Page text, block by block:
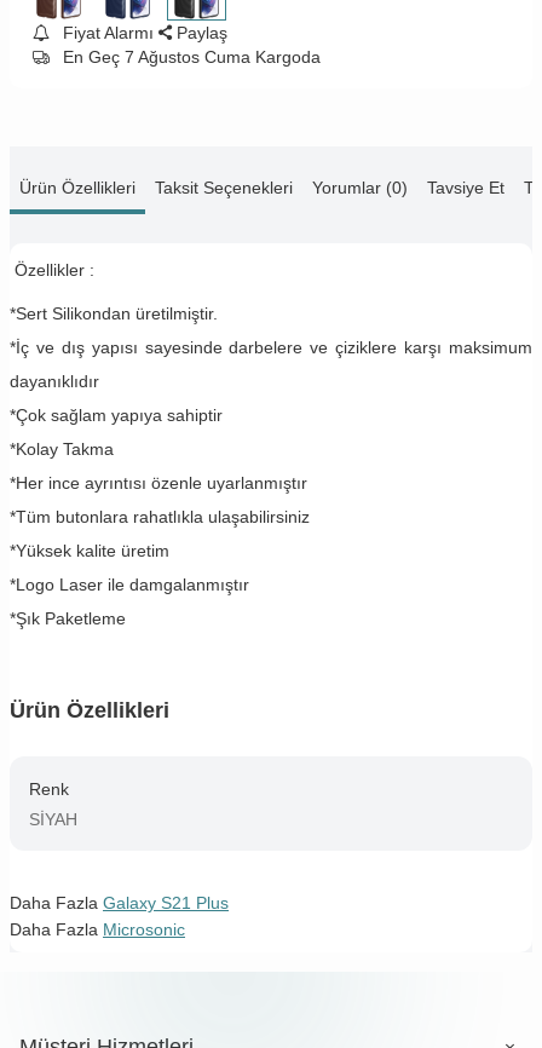
Fiyat Alarmı
Paylaş
En Geç 7 Ağustos Cuma Kargoda
Ürün Özellikleri Taksit Seçenekleri Yorumlar (0) Tavsiye Et
Özellikler :
*Sert Silikondan üretilmiştir.
*İç ve dış yapısı sayesinde darbelere ve çiziklere karşı maksimum
dayanıklıdır
*Çok sağlam yapıya sahiptir
*Kolay Takma
*Her ince ayrıntısı özenle uyarlanmıştır
*Tüm butonlara rahatlıkla ulaşabilirsiniz
*Yüksek kalite üretim
*Logo Laser ile damgalanmıştır
*Şık Paketleme
Ürün Özellikleri
Renk
SİYAH
Daha Fazla Galaxy S21 Plus
Daha Fazla Microsonic